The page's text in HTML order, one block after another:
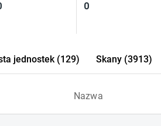
0
jednostek (129) Skany (3913)
Nazwa